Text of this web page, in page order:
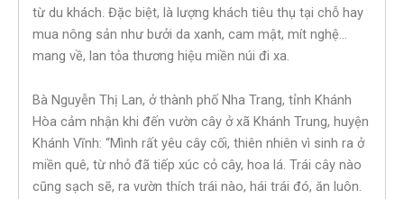
từ du khách. Đặc biệt, là lượng khách tiêu thụ tại chỗ hay
mua nông sản như bưởi da xanh, cam mật, mít nghệ…
mang về, lan tỏa thương hiệu miền núi đi xa.
Bà Nguyễn Thị Lan, ở thành phố Nha Trang, tỉnh Khánh
Hòa cảm nhận khi đến vườn cây ở xã Khánh Trung, huyện
Khánh Vĩnh: “Mình rất yêu cây cối, thiên nhiên vì sinh ra ở
miền quê, từ nhỏ đã tiếp xúc cỏ cây, hoa lá. Trái cây nào
cũng sạch sẽ, ra vườn thích trái nào, hái trái đó, ăn luôn.